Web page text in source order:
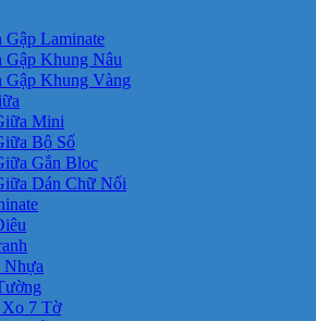
Laminate
Khung Nâu
Khung Vàng
Mini
Bộ Số
Gắn Bloc
Dán Chữ Nổi
7 Tờ